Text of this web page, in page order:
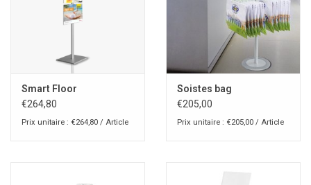
Smart Floor
€264,80
Prix unitaire : €264,80 / Article
Soistes bag
€205,00
Prix unitaire : €205,00 / Article